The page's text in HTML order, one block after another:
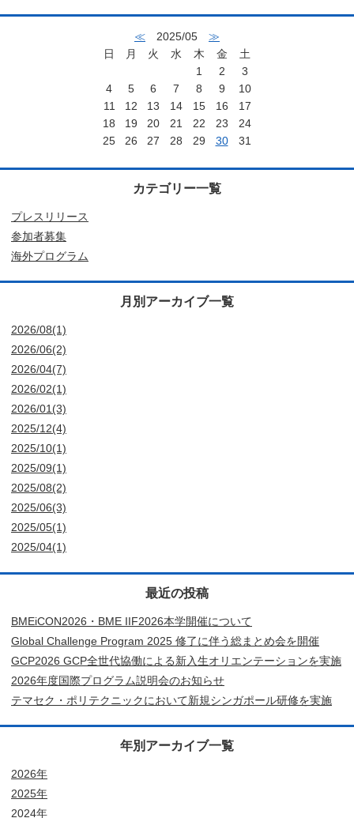
≪ 2025/05 ≫
日
月 火 水 木 金
土
1
2
3
4
5 6 7 8 9
10
11
12 13 14 15 16
17
18
19 20 21 22 23
24
25
26 27 28 29 30 31
カテゴリー一覧
プレスリリース
参加者募集
海外プログラム
月別アーカイブ一覧
2026/08(1)
2026/06(2)
2026/04(7)
2026/02(1)
2026/01(3)
2025/12(4)
2025/10(1)
2025/09(1)
2025/08(2)
2025/06(3)
2025/05(1)
2025/04(1)
最近の投稿
BMEiCON2026・BME IIF2026本学開催について
Global Challenge Program 2025 修了に伴う総まとめ会を開催
GCP2026 GCP全世代協働による新入生オリエンテーションを実施
2026年度国際プログラム説明会のお知らせ
テマセク・ポリテクニックにおいて新規シンガポール研修を実施
年別アーカイブ一覧
2026年
2025年
2024年